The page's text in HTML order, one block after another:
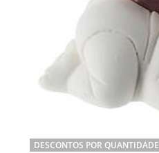
DESCONTOS POR QUANTIDADE